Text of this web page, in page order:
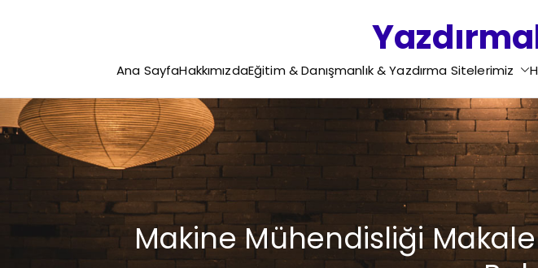
Ödev Yazdırma - Tez
Ana SayfaHakkımızdaEğitim & Danışmanlık & Yazdırma Sitelerimiz
Makine Mühendisliği